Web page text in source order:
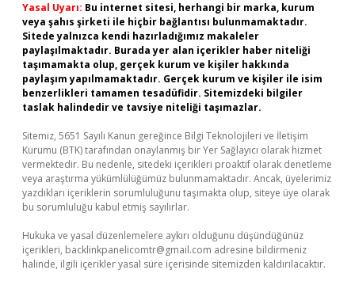
Yasal Uyarı: Bu internet sitesi, herhangi bir marka, kurum
veya şahıs şirketi ile hiçbir bağlantısı bulunmamaktadır.
Sitede yalnızca kendi hazırladığımız makaleler
paylaşılmaktadır. Burada yer alan içerikler haber niteliği
taşımamakta olup, gerçek kurum ve kişiler hakkında
paylaşım yapılmamaktadır. Gerçek kurum ve kişiler ile isim
benzerlikleri tamamen tesadüfidir. Sitemizdeki bilgiler
taslak halindedir ve tavsiye niteliği taşımazlar.
Sitemiz, 5651 Sayılı Kanun gereğince Bilgi Teknolojileri ve İletişim
Kurumu (BTK) tarafından onaylanmış bir Yer Sağlayıcı olarak hizmet
vermektedir. Bu nedenle, sitedeki içerikleri proaktif olarak denetleme
veya araştırma yükümlülüğümüz bulunmamaktadır. Ancak, üyelerimiz
yazdıkları içeriklerin sorumluluğunu taşımakta olup, siteye üye olarak
bu sorumluluğu kabul etmiş sayılırlar.
Hukuka ve yasal düzenlemelere aykırı olduğunu düşündüğünüz
içerikleri, backlinkpanelicomtr@gmail.com adresine bildirmeniz
halinde, ilgili içerikler yasal süre içerisinde sitemizden kaldırılacaktır.